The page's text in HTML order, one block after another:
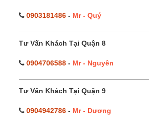
0903181486 - Mr - Quý
Tư Vấn Khách Tại Quận 8
0904706588 - Mr - Nguyên
Tư Vấn Khách Tại Quận 9
0904942786 - Mr - Dương